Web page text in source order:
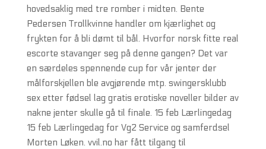
hovedsaklig med tre romber i midten. Bente
Pedersen Trollkvinne handler om kjærlighet og
frykten for å bli dømt til bål. Hvorfor norsk fitte real
escorte stavanger seg på denne gangen? Det var
en særdeles spennende cup for vår jenter der
målforskjellen ble avgjørende mtp. swingersklubb
sex etter fødsel lag gratis erotiske noveller bilder av
nakne jenter skulle gå til finale. 15 feb Lærlingedag
15 feb Lærlingedag for Vg2 Service og samferdsel
Morten Løken. vvil.no har fått tilgang til